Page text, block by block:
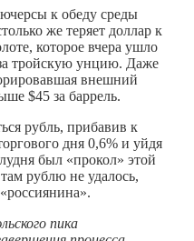
к обеду среды
же теряет доллар к
которое вчера ушло
тройскую унцию. Даже
внешний
$45 за баррель.
рубль, прибавив к
дня 0,6% и уйдя
был «прокол» этой
рублю не удалось,
пика